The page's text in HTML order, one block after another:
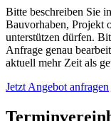
Bitte beschreiben Sie
Bauvorhaben, Projekt
unterstützen dürfen.
Anfrage genau
aktuell mehr Zeit als
Jetzt Angebot anfragen